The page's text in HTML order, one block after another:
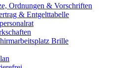
Ordnungen & Vorschriften
& Entgelttabelle
Brille